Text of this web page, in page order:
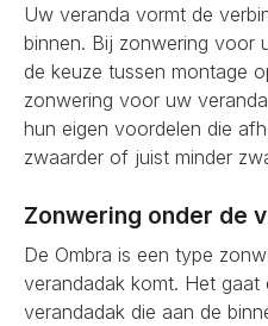
Uw veranda vormt de
binnen. Bij zonwering voor
de keuze tussen montage
zonwering voor uw
hun eigen voordelen die
zwaarder of juist minder
Zonwering onder de
De Ombra is een type
verandadak komt. Het
verandadak die aan de